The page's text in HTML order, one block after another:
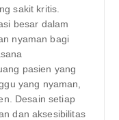
sakit kritis.
besar dalam
nyaman bagi
pasien yang
yang nyaman,
Desain setiap
dan aksesibilitas